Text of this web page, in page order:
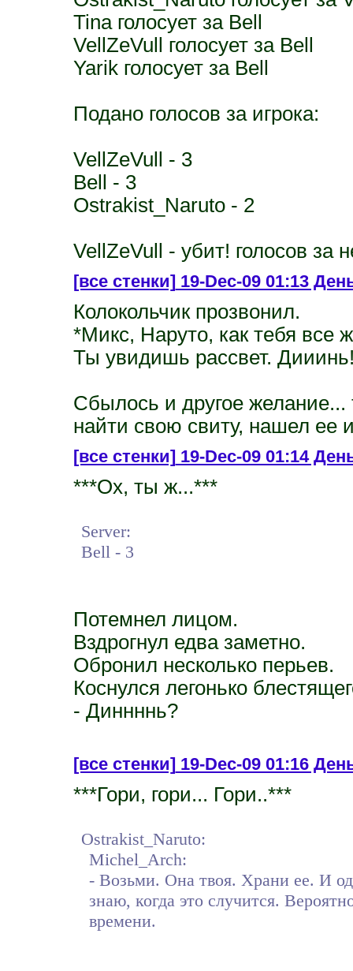
Tina голосует за Bell
VellZeVull голосует за Bell
Yarik голосует за Bell
Подано голосов за игрока:
VellZeVull - 3
Bell - 3
Ostrakist_Naruto - 2
VellZeVull - убит! голосов за
[все стенки]19-Dec-09 01:13
Колокольчик прозвонил.
*Микс, Наруто, как тебя все
Ты увидишь рассвет.
Сбылось и другое желание...
найти свою свиту, нашел ее
[все стенки]19-Dec-09 01:14
***Ох, ты ж...***
Server:
Bell - 3
Потемнел лицом.
Вздрогнул едва заметно.
Обронил несколько перьев.
Коснулся легонько
- Диннннь?
[все стенки]19-Dec-09 01:16
***Гори, гори... Гори..***
Ostrakist_Naruto:
Michel_Arch:
- Возьми. Она твоя. Храни ее. И
знаю, когда это случится.
времени.